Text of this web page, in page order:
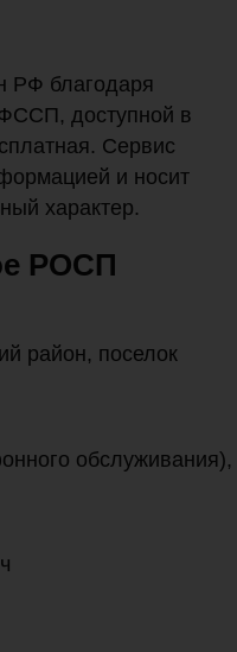
РФ благодаря
доступной в
Сервис
и носит
характер.
РОСП
район, поселок
обслуживания),